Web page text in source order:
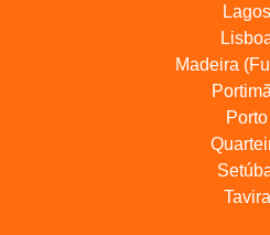
Lagos
Madeira
Porto
Tavira